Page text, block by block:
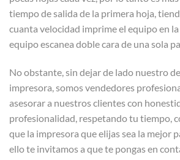
tiempo de salida de la primera hoja,
cuanta velocidad imprime el equipo en la
equipo escanea doble cara de una sola
No obstante, sin dejar de lado nuestro
impresora, somos vendedores
asesorar a nuestros clientes con
profesionalidad, respetando tu tiempo,
que la impresora que elijas sea la mejor
ello te invitamos a que te pongas en